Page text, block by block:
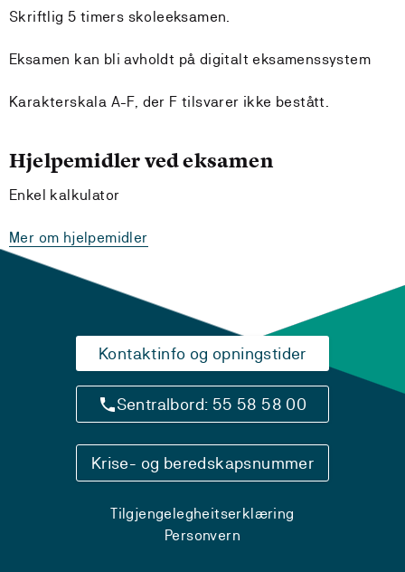
Skriftlig 5 timers skoleeksamen.
Eksamen kan bli avholdt på digitalt eksamenssystem
Karakterskala A-F, der F tilsvarer ikke bestått.
Hjelpemidler ved eksamen
Enkel kalkulator
Mer om hjelpemidler
Kontaktinfo og opningstider
Sentralbord: 55 58 58 00
Krise- og beredskapsnummer
Tilgjengelegheitserklæring
Personvern